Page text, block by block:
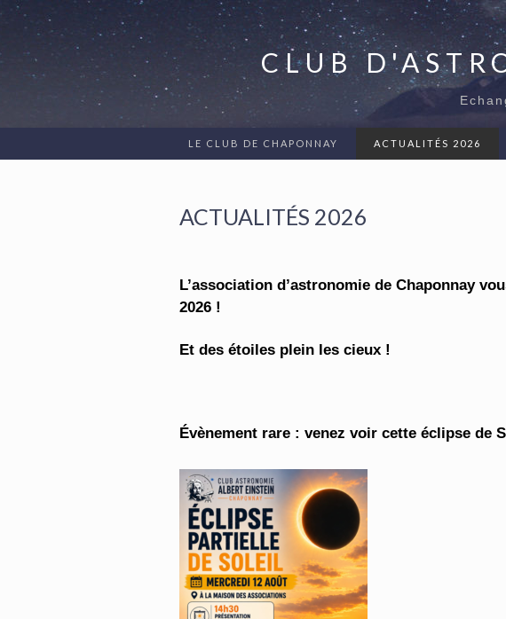
CLUB
LE CLUB DE CHAPONNAY ACTUALITÉS 2026
ACTUALITÉS 2026
L’association d’astronomie de Chaponnay
2026 !
Et des étoiles plein les cieux !
Évènement rare : venez voir cette éclipse de